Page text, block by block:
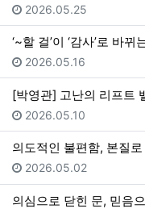
등록일
2026.05.25
‘~할 걸’이 ‘감사’로 바뀌
등록일
2026.05.16
[박영관] 고난의 리프트
등록일
2026.05.10
의도적인 불편함, 본질
등록일
2026.05.02
의심으로 닫힌 문, 믿음